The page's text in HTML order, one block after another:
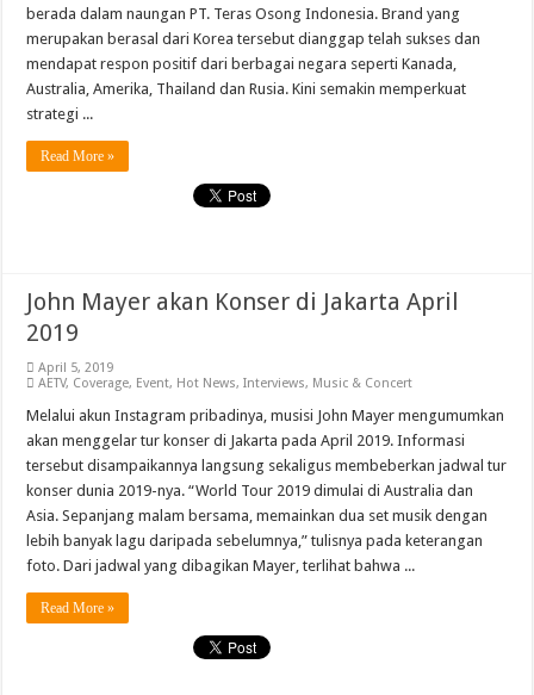
berada dalam naungan PT. Teras Osong Indonesia. Brand yang
merupakan berasal dari Korea tersebut dianggap telah sukses dan
mendapat respon positif dari berbagai negara seperti Kanada,
Australia, Amerika, Thailand dan Rusia. Kini semakin memperkuat
strategi ...
Read More »
John Mayer akan Konser di Jakarta April
2019
April 5, 2019
AETV, Coverage, Event, Hot News,Interviews, Music & Concert
Melalui akun Instagram pribadinya, musisi John Mayer mengumumkan
akan menggelar tur konser di Jakarta pada April 2019. Informasi
tersebut disampaikannya langsung sekaligus membeberkan jadwal tur
konser dunia 2019-nya. “World Tour 2019 dimulai di Australia dan
Asia. Sepanjang malam bersama, memainkan dua set musik dengan
lebih banyak lagu daripada sebelumnya,” tulisnya pada keterangan
foto. Dari jadwal yang dibagikan Mayer, terlihat bahwa ...
Read More »